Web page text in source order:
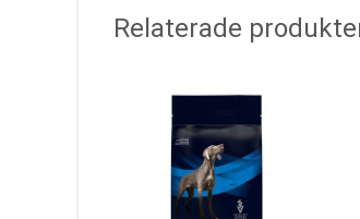
Relaterade